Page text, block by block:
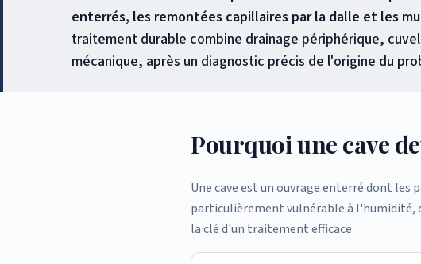
enterrés, les remontées capillaires par la dalle et les
traitement durable combine drainage périphérique,
mécanique, après un diagnostic précis de l'origine du
Pourquoi une cave
Une cave est un ouvrage enterré dont
particulièrement vulnérable à l'humidité,
la clé d'un traitement efficace.